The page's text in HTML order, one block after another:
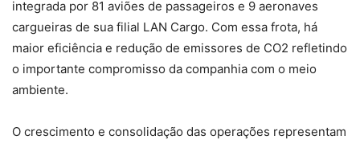
integrada por 81 aviões de passageiros e 9 aeronaves
cargueiras de sua filial LAN Cargo. Com essa frota, há
maior eficiência e redução de emissores de CO2 refletindo
o importante compromisso da companhia com o meio
ambiente.
O crescimento e consolidação das operações representam